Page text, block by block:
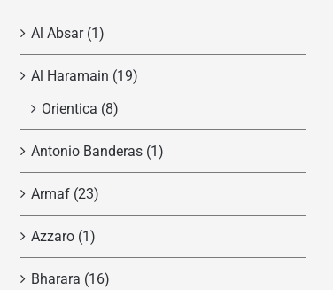
Al Absar (1)
Al Haramain (19)
Orientica (8)
Antonio Banderas (1)
Armaf (23)
Azzaro (1)
Bharara (16)